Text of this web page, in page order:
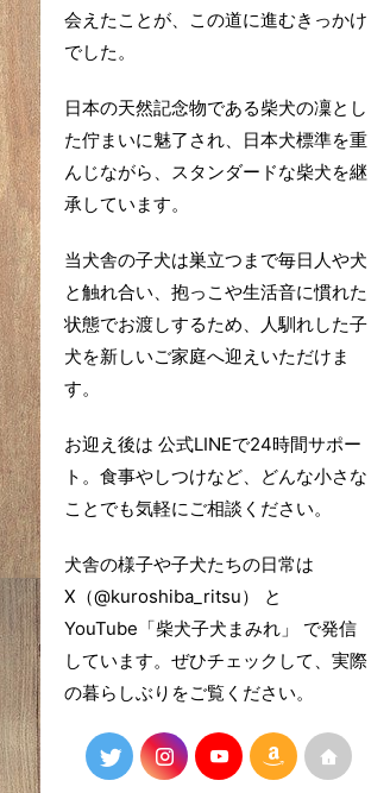
会えたことが、この道に進むきっかけ
でした。
日本の天然記念物である柴犬の凜とし
た佇まいに魅了され、日本犬標準を重
んじながら、スタンダードな柴犬を継
承しています。
当犬舎の子犬は巣立つまで毎日人や犬
と触れ合い、抱っこや生活音に慣れた
状態でお渡しするため、人馴れした子
犬を新しいご家庭へ迎えいただけま
す。
お迎え後は 公式LINEで24時間サポー
ト。食事やしつけなど、どんな小さな
ことでも気軽にご相談ください。
犬舎の様子や子犬たちの日常は
X（@kuroshiba_ritsu） と
YouTube「柴犬子犬まみれ」 で発信
しています。ぜひチェックして、実際
の暮らしぶりをご覧ください。